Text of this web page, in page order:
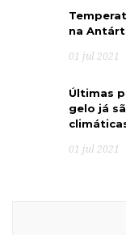
na
01 jul 2021
Últimas
gelo já
01 jul 2021